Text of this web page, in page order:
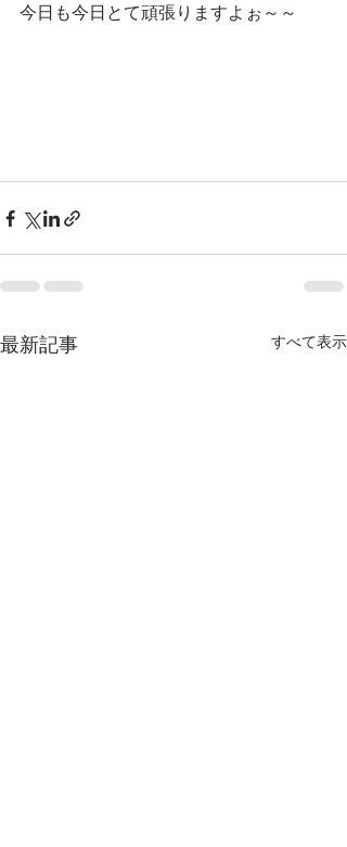
今日も今日とて頑張りますよぉ～～
最新記事 すべて表示